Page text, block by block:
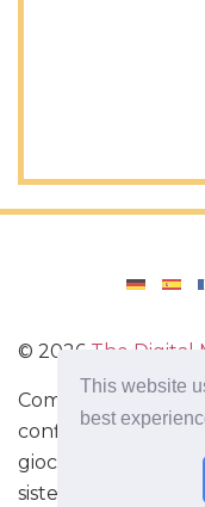
This website
best
© 2026 The Digital
Come reinstallare
configurare
giochi per Android,
sistema Android.